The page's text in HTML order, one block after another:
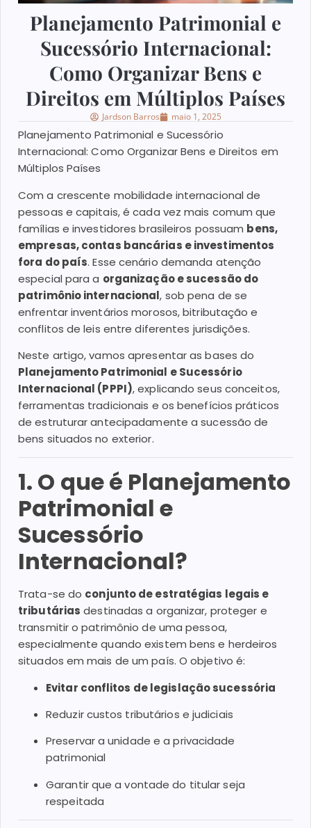
Planejamento Patrimonial e
Sucessório Internacional:
Como Organizar Bens e
Direitos em Múltiplos Países
Jardson Barros maio 1, 2025
Planejamento Patrimonial e Sucessório
Internacional: Como Organizar Bens e Direitos em
Múltiplos Países
Com a crescente mobilidade internacional de
pessoas e capitais, é cada vez mais comum que
famílias e investidores brasileiros possuam bens,
empresas, contas bancárias e investimentos
fora do país. Esse cenário demanda atenção
especial para a organização e sucessão do
patrimônio internacional, sob pena de se
enfrentar inventários morosos, bitributação e
conflitos de leis entre diferentes jurisdições.
Neste artigo, vamos apresentar as bases do
Planejamento Patrimonial e Sucessório
Internacional (PPPI), explicando seus conceitos,
ferramentas tradicionais e os benefícios práticos
de estruturar antecipadamente a sucessão de
bens situados no exterior.
1. O que é Planejamento
Patrimonial e
Sucessório
Internacional?
Trata-se do conjunto de estratégias legais e
tributárias destinadas a organizar, proteger e
transmitir o patrimônio de uma pessoa,
especialmente quando existem bens e herdeiros
situados em mais de um país. O objetivo é:
Evitar conflitos de legislação sucessória
Reduzir custos tributários e judiciais
Preservar a unidade e a privacidade
patrimonial
Garantir que a vontade do titular seja
respeitada